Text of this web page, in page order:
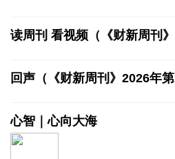
读周刊 看视频（《财新周刊》
回声（《财新周刊》2026年第
心智｜心向大海